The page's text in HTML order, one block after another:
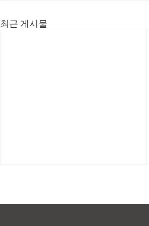
최근 게시물
채용 정보를 갱신했습니다. 많은